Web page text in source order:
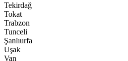
Tekirdağ
Tokat
Trabzon
Tunceli
Şanlıurfa
Uşak
Van